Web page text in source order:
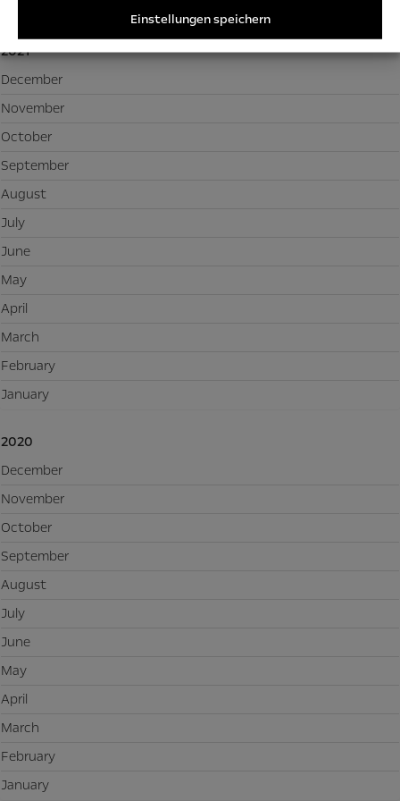
Einstellungen speichern
2021
December
November
October
September
August
July
June
May
April
March
February
January
2020
December
November
October
September
August
July
June
May
April
March
February
January